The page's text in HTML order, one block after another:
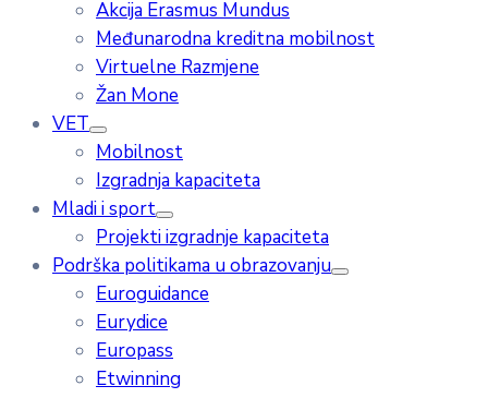
Akcija Erasmus Mundus
Međunarodna kreditna mobilnost
Virtuelne Razmjene
Žan Mone
VET
Mobilnost
Izgradnja kapaciteta
Mladi i sport
Projekti izgradnje kapaciteta
Podrška politikama u obrazovanju
Euroguidance
Eurydice
Europass
Etwinning